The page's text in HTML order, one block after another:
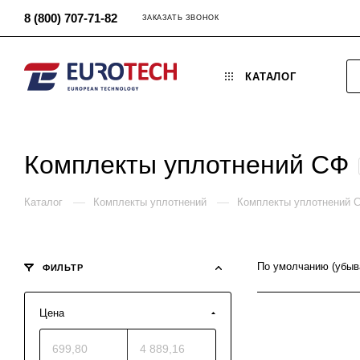
8 (800) 707-71-82 ЗАКАЗАТЬ ЗВОНОК
КАТАЛОГ
Комплекты уплотнений СФ
Каталог — Комплекты уплотнений — Комплекты уплотнений
По умолчанию
ФИЛЬТР
Цена